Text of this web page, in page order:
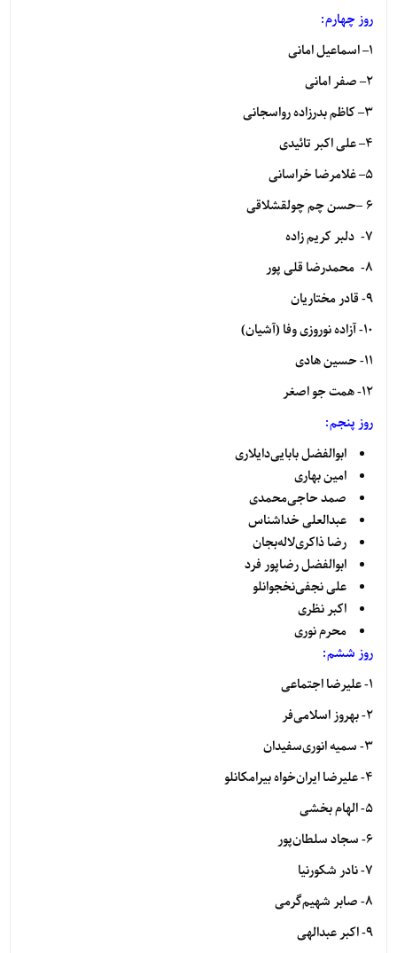
روز چهارم:
۱–اسماعیل امانی
۲–صفر امانی
۳–کاظم بدرزاده رواسجانی
۴–علی اکبر تائیدی
۵–غلامرضا خراسانی
۶ –حسن چم چولقشلاقی
7- دلبر کریم زاده
8- محمدرضا قلی پور
9- قادر مختاریان
10- آزاده نوروزی وفا (آشیان)
11- حسین هادی
12- همت جو اصغر
روز پنجم:
ابوالفضل بابایی‌دایلاری
امین بهاری
صمد حاجی‌محمدی
عبدالعلی خداشناس
رضا ذاکری‌لاله‌بجان
ابوالفضل رضاپور فرد
علی نجفی‌نخجوانلو
اکبر نظری
محرم نوری
روز ششم:
1- علیرضا اجتماعی
2- بهروز اسلامی‌فر
3- سمیه انوری‌سفیدان
4- علیرضا ایران‌خواه بیرامکانلو
5- الهام بخشی
6- سجاد سلطان‌پور
7- نادر شکورنیا
8- صابر شهیم‌گرمی
9- اکبر عبدالهی